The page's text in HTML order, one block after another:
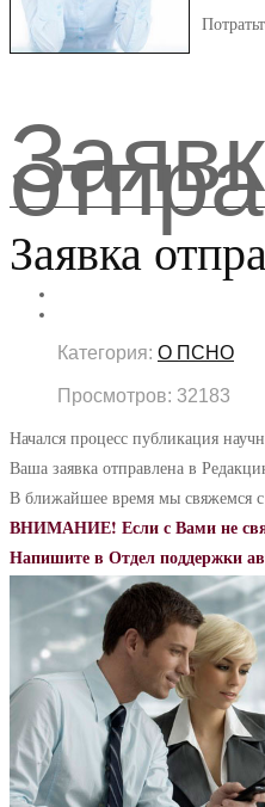
Заявка
Категория: О ПСНО
Просмотров: 32183
Начался процесс публикация
Ваша заявка отправлена в
В ближайшее время мы свяжемся
ВНИМАНИЕ! Если с Вами не
Напишите в Отдел поддержки